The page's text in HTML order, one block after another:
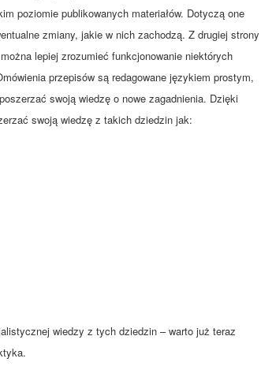
poziomie publikowanych materiałów. Dotyczą one
zmiany, jakie w nich zachodzą. Z drugiej strony
lepiej zrozumieć funkcjonowanie niektórych
przepisów są redagowane językiem prostym,
swoją wiedzę o nowe zagadnienia. Dzięki
swoją wiedzę z takich dziedzin jak:
wiedzy z tych dziedzin – warto już teraz